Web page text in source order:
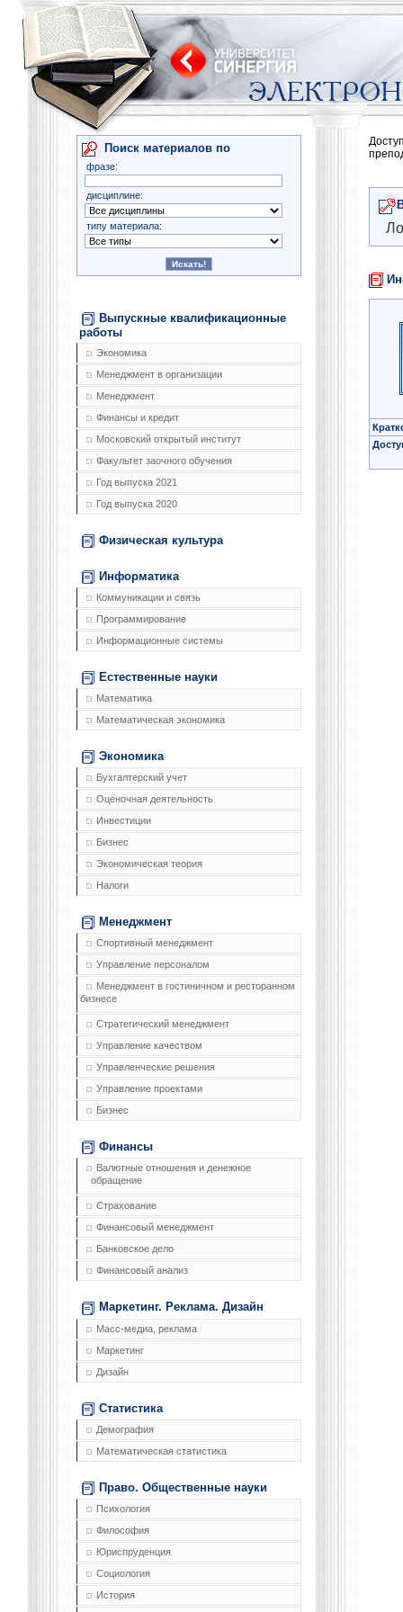
Поиск материалов по
фразе:
дисциплине:
типу материала:
Выпускные квалификационные
работы
Экономика
Менеджмент в организации
Менеджмент
Финансы и кредит
Московский открытый институт
Факультет заочного обучения
Год выпуска 2021
Год выпуска 2020
Физическая культура
Информатика
Коммуникации и связь
Программирование
Информационные системы
Естественные науки
Математика
Математическая экономика
Экономика
Бухгалтерский учет
Оценочная деятельность
Инвестиции
Бизнес
Экономическая теория
Налоги
Менеджмент
Спортивный менеджмент
Управление персоналом
Менеджмент в гостиничном и ресторанном
бизнесе
Стратегический менеджмент
Управление качеством
Управленческие решения
Управление проектами
Бизнес
Финансы
Валютные отношения и денежное
обращение
Страхование
Финансовый менеджмент
Банковское дело
Финансовый анализ
Маркетинг. Реклама. Дизайн
Масс-медиа, реклама
Маркетинг
Дизайн
Статистика
Демография
Математическая статистика
Право. Общественные науки
Психология
Философия
Юриспруденция
Социология
История